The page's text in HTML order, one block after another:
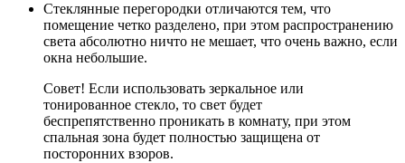
Стеклянные перегородки отличаются тем, что
помещение четко разделено, при этом распространению
света абсолютно ничто не мешает, что очень важно, если
окна небольшие.
Совет! Если использовать зеркальное или
тонированное стекло, то свет будет
беспрепятственно проникать в комнату, при этом
спальная зона будет полностью защищена от
посторонних взоров.